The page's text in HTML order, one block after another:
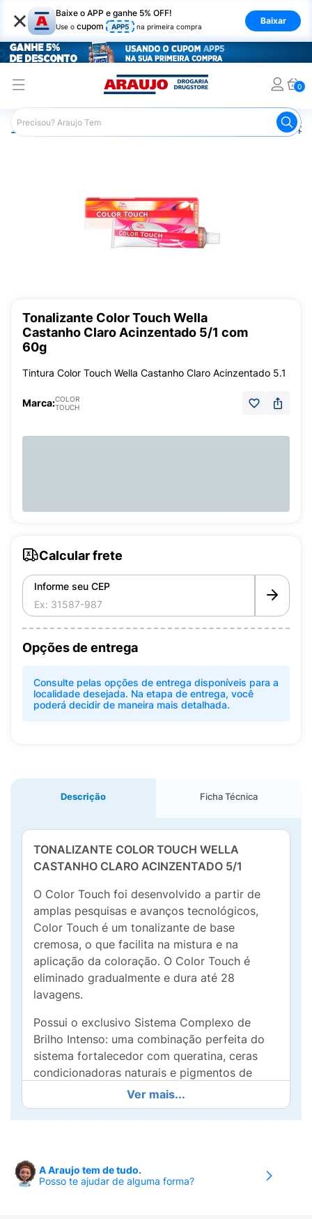
× Baixe o APP e ganhe 5% OFF!
Use o cupom APP5 na primeira compra
Baixar
0
Araujo Cabelo Coloração
Tonalizante Color Touch Wella
Castanho Claro Acinzentado 5/1 com
60g
Tintura Color Touch Wella Castanho Claro Acinzentado 5.1
Marca:COLOR
TOUCH
Calcular frete
Informe seu CEP
Opções de entrega
Consulte pelas opções de entrega disponíveis para a
localidade desejada. Na etapa de entrega, você
poderá decidir de maneira mais detalhada.
Descrição Ficha Técnica
TONALIZANTE COLOR TOUCH WELLA
CASTANHO CLARO ACINZENTADO 5/1
O Color Touch foi desenvolvido a partir de
amplas pesquisas e avanços tecnológicos,
Color Touch é um tonalizante de base
cremosa, o que facilita na mistura e na
aplicação da coloração. O Color Touch é
eliminado gradualmente e dura até 28
lavagens.
Possui o exclusivo Sistema Complexo de
Brilho Intenso: uma combinação perfeita do
sistema fortalecedor com queratina, ceras
condicionadoras naturais e pigmentos de
reflexo de cor e brilho que permite intenso
condicionamento e a preservação máxima de
estrutura dos fios.
a cor dos cabelos da raiz ás pontas, pois
deposita profundamente pigmentos de cor e
Ver mais...
A Araujo tem de tudo.
Posso te ajudar de alguma forma?